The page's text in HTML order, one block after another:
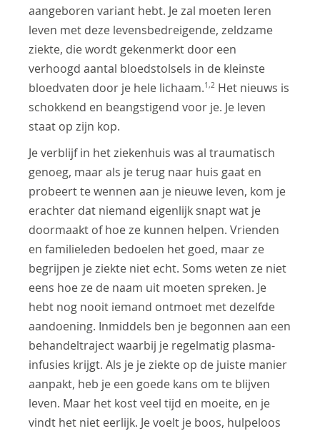
aangeboren variant hebt. Je zal moeten leren
leven met deze levensbedreigende, zeldzame
ziekte, die wordt gekenmerkt door een
verhoogd aantal bloedstolsels in de kleinste
bloedvaten door je hele lichaam.1,2 Het nieuws is
schokkend en beangstigend voor je. Je leven
staat op zijn kop.
Je verblijf in het ziekenhuis was al traumatisch
genoeg, maar als je terug naar huis gaat en
probeert te wennen aan je nieuwe leven, kom je
erachter dat niemand eigenlijk snapt wat je
doormaakt of hoe ze kunnen helpen. Vrienden
en familieleden bedoelen het goed, maar ze
begrijpen je ziekte niet echt. Soms weten ze niet
eens hoe ze de naam uit moeten spreken. Je
hebt nog nooit iemand ontmoet met dezelfde
aandoening. Inmiddels ben je begonnen aan een
behandeltraject waarbij je regelmatig plasma-
infusies krijgt. Als je je ziekte op de juiste manier
aanpakt, heb je een goede kans om te blijven
leven. Maar het kost veel tijd en moeite, en je
vindt het niet eerlijk. Je voelt je boos, hulpeloos